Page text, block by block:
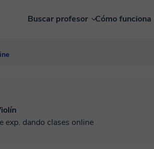
Buscar profesor Cómo funciona
exp. dando clases online